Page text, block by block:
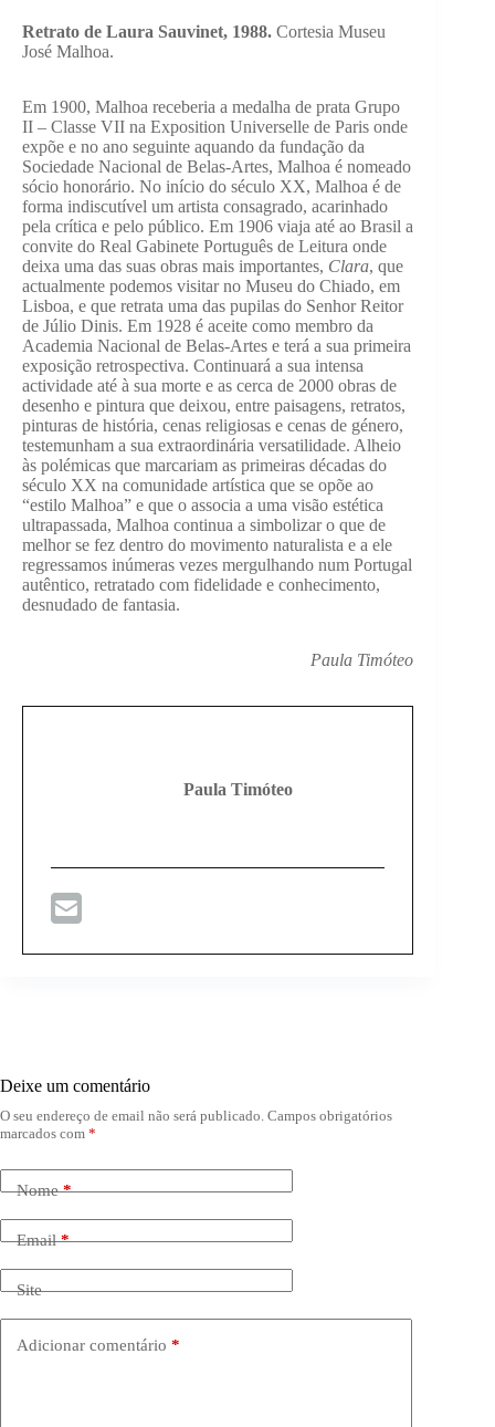
Retrato de Laura Sauvinet, 1988. Cortesia Museu
José Malhoa.
Em 1900, Malhoa receberia a medalha de prata Grupo
II – Classe VII na Exposition Universelle de Paris onde
expõe e no ano seguinte aquando da fundação da
Sociedade Nacional de Belas-Artes, Malhoa é nomeado
sócio honorário. No início do século XX, Malhoa é de
forma indiscutível um artista consagrado, acarinhado
pela crítica e pelo público. Em 1906 viaja até ao Brasil a
convite do Real Gabinete Português de Leitura onde
deixa uma das suas obras mais importantes, Clara, que
actualmente podemos visitar no Museu do Chiado, em
Lisboa, e que retrata uma das pupilas do Senhor Reitor
de Júlio Dinis. Em 1928 é aceite como membro da
Academia Nacional de Belas-Artes e terá a sua primeira
exposição retrospectiva. Continuará a sua intensa
actividade até à sua morte e as cerca de 2000 obras de
desenho e pintura que deixou, entre paisagens, retratos,
pinturas de história, cenas religiosas e cenas de género,
testemunham a sua extraordinária versatilidade. Alheio
às polémicas que marcariam as primeiras décadas do
século XX na comunidade artística que se opõe ao
“estilo Malhoa” e que o associa a uma visão estética
ultrapassada, Malhoa continua a simbolizar o que de
melhor se fez dentro do movimento naturalista e a ele
regressamos inúmeras vezes mergulhando num Portugal
autêntico, retratado com fidelidade e conhecimento,
desnudado de fantasia.
Paula Timóteo
Paula Timóteo
Deixe um comentário
O seu endereço de email não será publicado. Campos obrigatórios
marcados com *
Nome*
Email*
Site
Adicionar comentário *